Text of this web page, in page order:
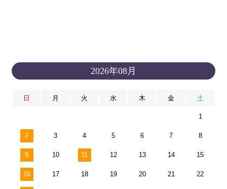
2026年08月
日 月 火 水 木 金 土
1
2 3 4 5 6 7 8
9 10 11 12 13 14 15
16 17 18 19 20 21 22